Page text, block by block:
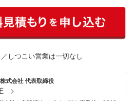
しつこい営業は一切なし
式会社 代表取締役